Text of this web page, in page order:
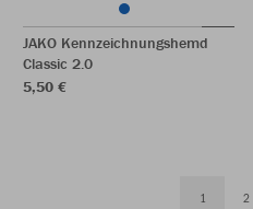
JAKO Kennzeichnungshemd
Classic 2.0
5,50 €
1 2